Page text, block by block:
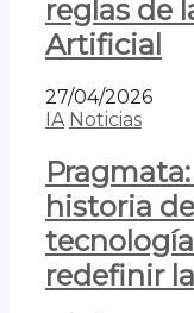
reglas de
Artificial
27/04/2026
IA Noticias
historia
redefinir